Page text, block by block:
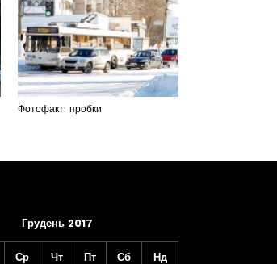
Фотофакт: пробки
Грудень 2017
Ср Чт Пт Сб Нд